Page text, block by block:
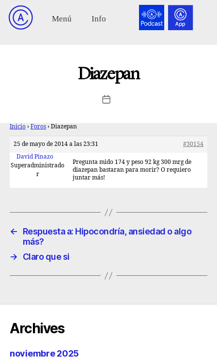
Diazepan
Inicio › Foros › Diazepan
25 de mayo de 2014 a las 23:31
#30154
David Pinazo
Superadministrado
r
Pregunta mido 174 y peso 92 kg 300 mrg de
diazepan bastaran para morir? O requiero
juntar más!
←
Respuesta a: Hipocondría, ansiedad o algo
más?
→
Claro que si
Archives
noviembre 2025